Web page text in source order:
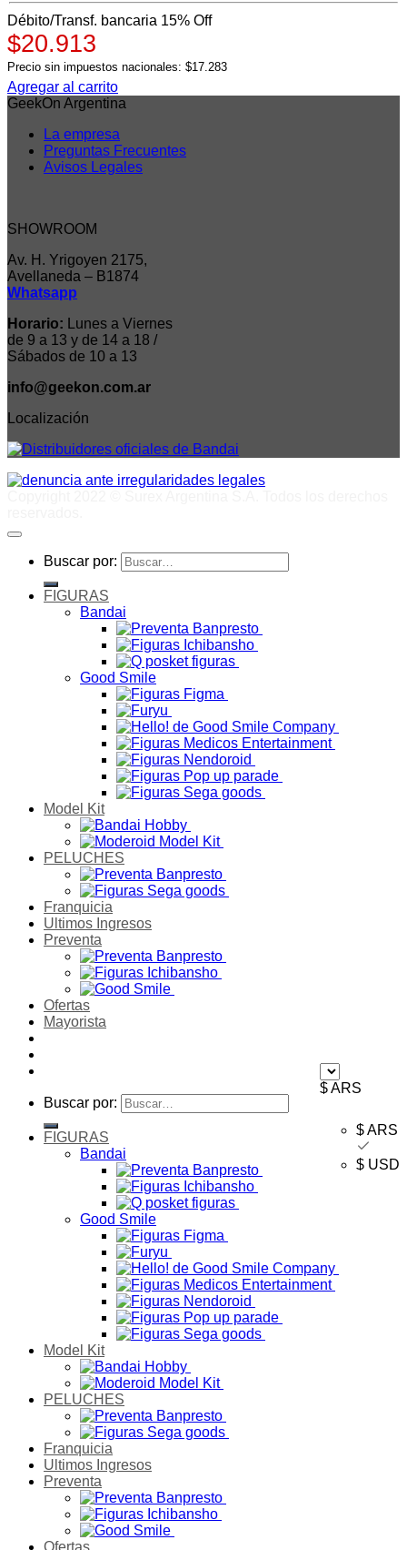
Débito/Transf. bancaria 15% Off
$20.913
Precio sin impuestos nacionales: $17.283
Agregar al carrito
GeekOn Argentina
La empresa
Preguntas Frecuentes
Avisos Legales
SHOWROOM
Av. H. Yrigoyen 2175,
Avellaneda – B1874
Whatsapp
Horario: Lunes a Viernes
de 9 a 13 y de 14 a 18 /
Sábados de 10 a 13
info@geekon.com.ar
Localización
Buscar por:
FIGURAS
Bandai
Good Smile
Model Kit
PELUCHES
Franquicia
Ultimos Ingresos
Preventa
Ofertas
Mayorista
$ ARS
$ ARS
$ USD
Buscar por:
FIGURAS
Bandai
Good Smile
Model Kit
PELUCHES
Franquicia
Ultimos Ingresos
Preventa
Ofertas